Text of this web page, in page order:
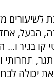
לשיעורים
הבעל,
קו בגיר
תחרותי
יכולה